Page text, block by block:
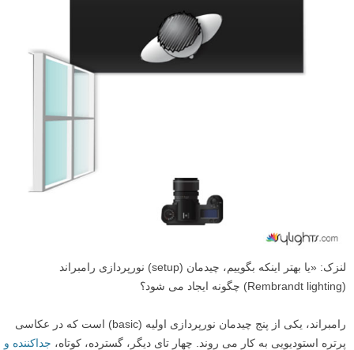
لنزک: «یا بهتر اینکه بگوییم، چیدمان (setup) نورپردازی رامبراند
(Rembrandt lighting) چگونه ایجاد می شود؟
رامبراند، یکی از پنج چیدمان نورپردازی اولیه (basic) است که در عکاسی
پرتره استودیویی به کار می روند. چهار تای دیگر، گسترده، کوتاه، جداکننده و